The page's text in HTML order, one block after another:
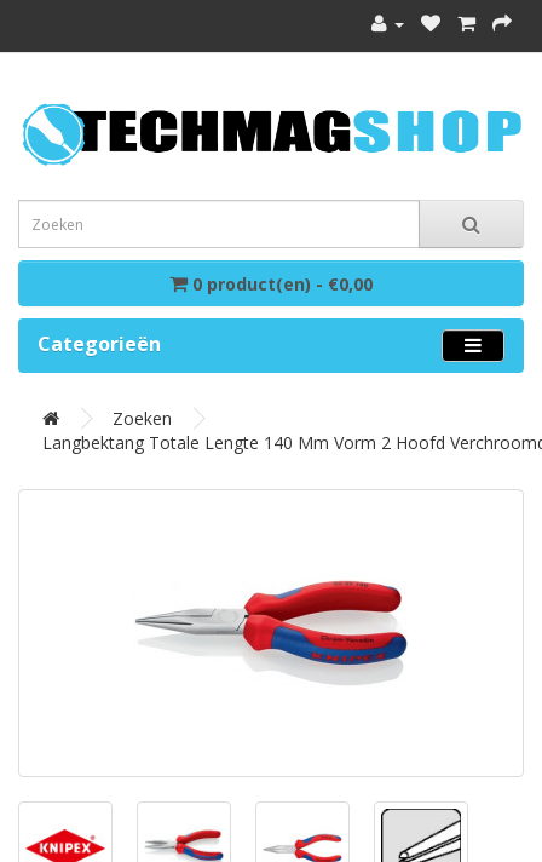
0 product(en) - €0,00
Categorieën
Zoeken
Langbektang Totale Lengte 140 Mm Vorm 2 Hoofd